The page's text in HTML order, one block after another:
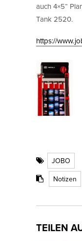
auch 4×5“
Tank 2520.
https://
JOBO
Notizen
TEILEN